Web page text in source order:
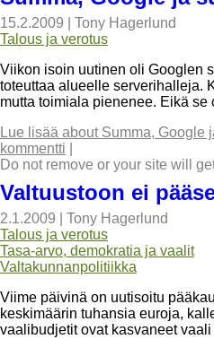
15.2.2009
Tony Hagerlund
Talous ja verotus
Viikon isoin uutinen oli Googlen
toteuttaa alueelle serverihalleja.
mutta toimiala pienenee. Eikä se
Lue lisää about Summa, Google
kommentti
Do not remove or your site will
Valtuustoon ei
2.1.2009
Tony Hagerlund
Talous ja verotus
Tasa-arvo, demokratia ja vaalit
Valtakunnanpolitiikka
Viime päivinä on uutisoitu
keskimäärin tuhansia euroja,
vaalibudjetit ovat kasvaneet